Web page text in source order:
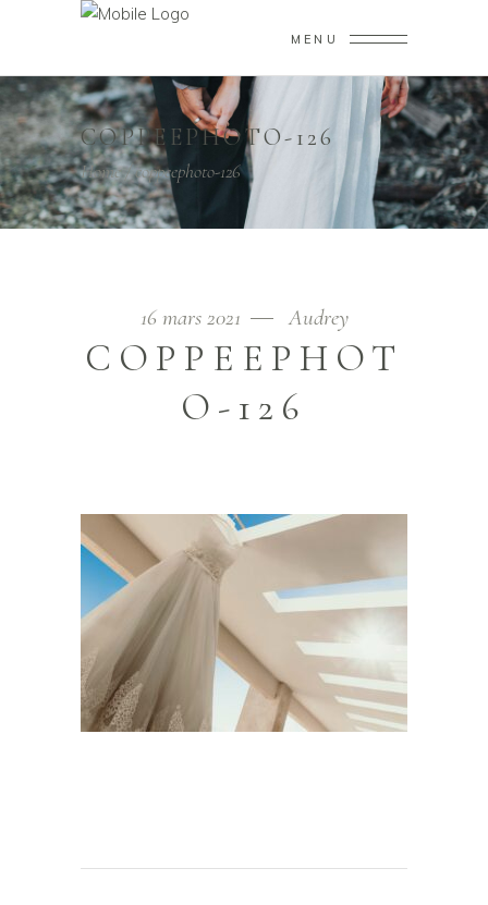
MENU
COPPEEPHOTO-126
Home/coppeephoto-126
16 mars 2021 Audrey
COPPEEPHOT
O-126